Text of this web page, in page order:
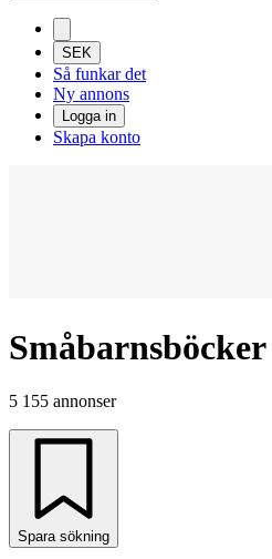
SEK
Så funkar det
Ny annons
Logga in
Skapa konto
Småbarnsböcker
5 155 annonser
Spara sökning